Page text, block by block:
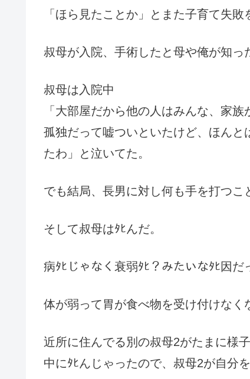
「ほら見たことか」とまた子育て失
叔母が入院、手術したと母や俺が知っ
叔母は入院中
「大部屋だから他の人はみんな、家
孤独だって嘘ついといたけど、ほん
たわ」と泣いてた。
でも結局、長男に対し何も手を打つこ
そして叔母はﾀﾋんだ。
病ﾀﾋじゃなく衰弱ﾀﾋ？みたいなﾀﾋ因だ
体が弱って胃が食べ物を受け付けなく
近所に住んでる別の叔母2がたまに様
中にﾀﾋんじゃったので、叔母2が自分